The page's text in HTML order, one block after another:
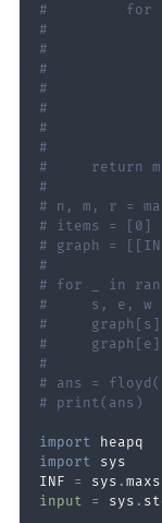
#         for i
#             if
#
#
#
#
#
#
#     return
#
# n, m, r =
# items =
# graph =
#
# for _ in
#     s, e, w
#
#
#
# ans =
# print(ans)
import
import
INF = sys .
input
= sys .